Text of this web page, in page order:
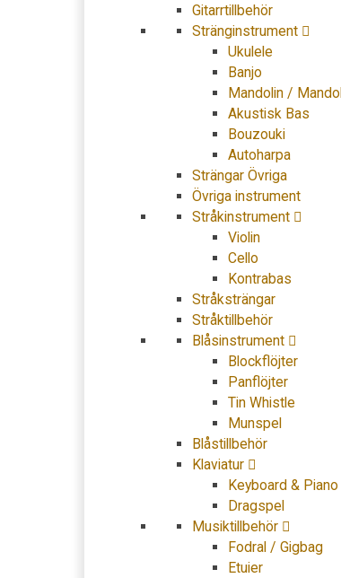
Gitarrtillbehör
Stränginstrument
Ukulele
Banjo
Mandolin /
Akustisk Bas
Bouzouki
Autoharpa
Strängar Övriga
Övriga instrument
Stråkinstrument
Violin
Cello
Kontrabas
Stråksträngar
Stråktillbehör
Blåsinstrument
Blockflöjter
Panflöjter
Tin Whistle
Munspel
Blåstillbehör
Klaviatur
Keyboard & Piano
Dragspel
Musiktillbehör
Fodral / Gigbag
Etuier